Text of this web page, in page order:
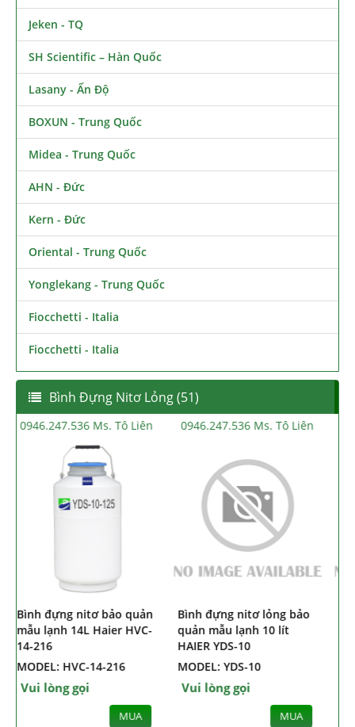
Jeken - TQ
SH Scientific – Hàn Quốc
Lasany - Ấn Độ
BOXUN - Trung Quốc
Midea - Trung Quốc
AHN - Đức
Kern - Đức
Oriental - Trung Quốc
Yonglekang - Trung Quốc
Fiocchetti - Italia
Fiocchetti - Italia
Bình Đựng Nitơ Lỏng (51)
0946.247.536 Ms. Tô Liên
Bình đựng nitơ bảo quản
mẫu lạnh 14L Haier HVC-
14-216
MODEL: HVC-14-216
Vui lòng gọi
MUA
0946.247.536 Ms. Tô Liên
Bình đựng nitơ lỏng bảo
quản mẫu lạnh 10 lít
HAIER YDS-10
MODEL: YDS-10
Vui lòng gọi
MUA